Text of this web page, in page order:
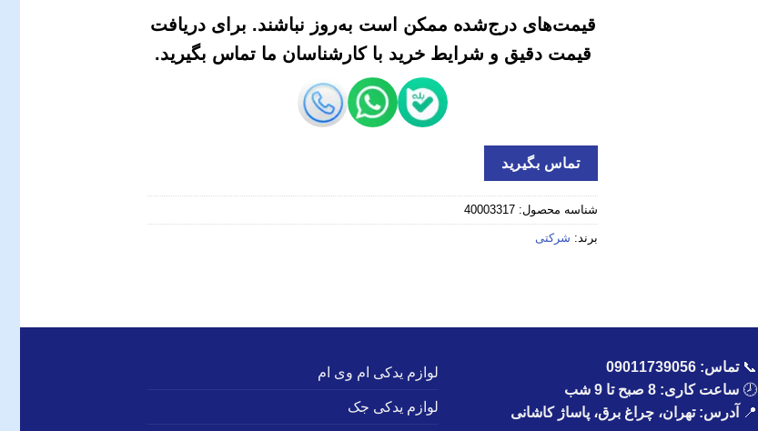
قیمت‌های درج‌شده ممکن است به‌روز نباشند. برای دریافت
قیمت دقیق و شرایط خرید با کارشناسان ما تماس بگیرید.
تماس بگیرید
شناسه محصول: 40003317
برند: شرکتی
📞تماس: 09011739056
🕗 ساعت کاری: 8 صبح تا 9 شب
📍
آدرس: تهران، چراغ برق، پاساژ کاشانی
لوازم یدکی ام وی ام
لوازم یدکی جک